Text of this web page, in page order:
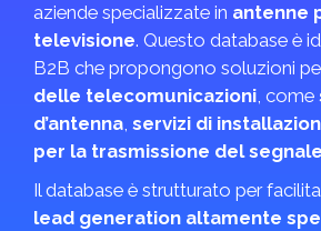
aziende specializzate in antenne
televisione. Questo database è
B2B che propongono soluzioni per
delle telecomunicazioni, come
d’antenna, servizi di
per la trasmissione del segnale
Il database è strutturato per
lead generation altamente